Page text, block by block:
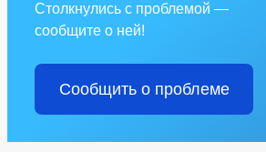
Столкнулись с проблемой —
сообщите о ней!
Сообщить о проблеме